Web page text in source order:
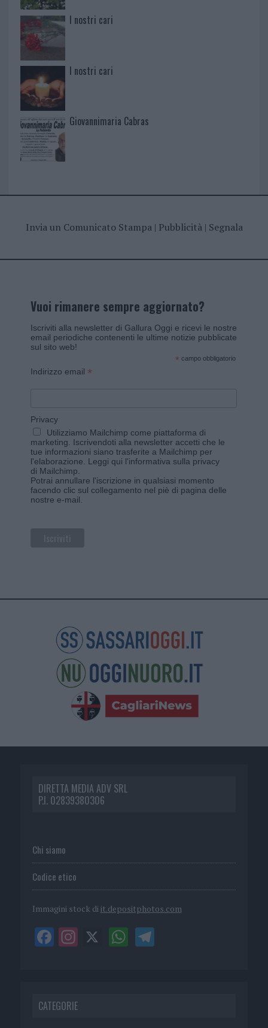
I nostri cari
I nostri cari
Giovannimaria Cabras
Invia un Comunicato Stampa| Pubblicità| Segnala
Vuoi rimanere sempre aggiornato?
Iscriviti alla newsletter di Gallura Oggi e ricevi le nostre
email periodiche contenenti le ultime notizie pubblicate
sul sito web!
* campo obbligatorio
Indirizzo email *
Privacy
Utilizziamo Mailchimp come piattaforma di
marketing. Iscrivendoti alla newsletter accetti che le
tue informazioni siano trasferite a Mailchimp per
l'elaborazione. Leggi qui l'informativa sulla privacy
di Mailchimp
Potrai annullare l'iscrizione in qualsiasi momento
facendo clic sul collegamento nel piè di pagina delle
nostre e-mail.
DIRETTA MEDIA ADV SRL
P.I. 02839380306
Chi siamo
Codice etico
Immagini stock di it.depositphotos.com
CATEGORIE